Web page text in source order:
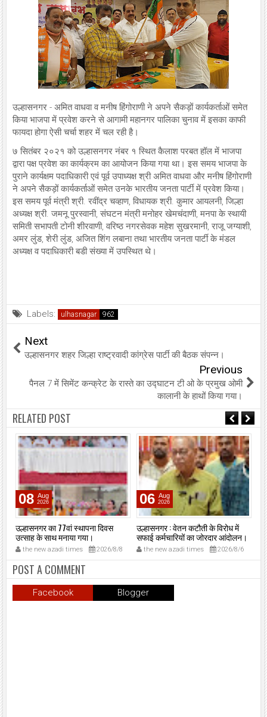
उल्हासनगर - अमित वाधवा व मनीष हिंगोराणी ने अपने सैकड़ों कार्यकर्ताओं समेत
किया भाजपा में प्रवेश करने से आगामी महानगर पालिका चुनाव में इसका काफी
फायदा होगा ऐसी चर्चा शहर में चल रही है।
७ सितंबर २०२१ को उल्हासनगर नंबर १ स्थित कैलाश परबत हॉल में भाजपा
द्वारा पक्ष प्रवेश का कार्यक्रम का आयोजन किया गया था। इस समय भाजपा के
पुराने कार्यक्षम पदाधिकारी एवं पूर्व उपाध्यक्ष श्री अमित वाधवा और मनीष हिंगोराणी
ने अपने सैकड़ों कार्यकर्ताओं समेत उनके भारतीय जनता पार्टी में प्रवेश किया।
इस समय पूर्व मंत्री श्री. रवींद्र चव्हाण, विधायक श्री. कुमार आयलनी, जिल्हा
अध्यक्ष श्री. जमनू पुरस्वानी, संघटन मंत्री मनोहर खेमचंदाणी, मनपा के स्थायी
समिती सभापती टोनी शीरवाणी, वरिष्ठ नगरसेवक महेश सुखरमानी, राजू जग्याशी,
अमर लुंड, शेरी लुंड, अजित शिंग लबाना तथा भारतीय जनता पार्टी के मंडल
अध्यक्ष व पदाधिकारी बडी संख्या में उपस्थित थे।
Labels: ulhasnagar
Next
उल्हासनगर शहर जिल्हा राष्ट्रवादी कांग्रेस पार्टी की बैठक संपन्न।
Previous
पैनल 7 में सिमेंट कन्क्रेट के रास्ते का उद्घाटन टी ओ के प्रमुख ओमी
कालानी के हाथों किया गया।
RELATED POST
08 Aug
2026
उल्हासनगर का 77वां स्थापना दिवस
उत्साह के साथ मनाया गया।
the new azadi times 2026/8/8
06 Aug
2026
उल्हासनगर : वेतन कटौती के विरोध में
सफाई कर्मचारियों का जोरदार आंदोलन।
the new azadi times 2026/8/6
POST A COMMENT
Facebook Blogger